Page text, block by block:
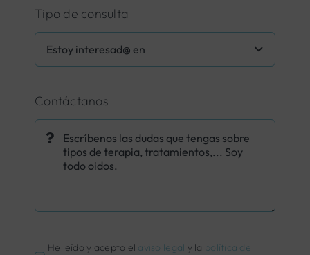
Tipo de consulta
Contáctanos
He leído y acepto el aviso legal y la política de